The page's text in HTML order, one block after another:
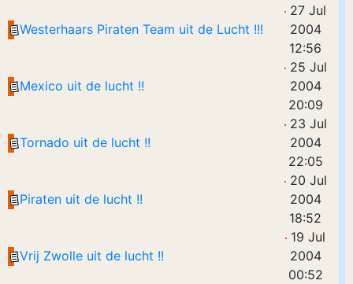
Westerhaars Piraten Team uit de Lucht !!!
27 Jul
2004
12:56
Mexico uit de lucht !!
25 Jul
2004
20:09
Tornado uit de lucht !!
23 Jul
2004
22:05
Piraten uit de lucht !!
20 Jul
2004
18:52
Vrij Zwolle uit de lucht !!
19 Jul
2004
00:52